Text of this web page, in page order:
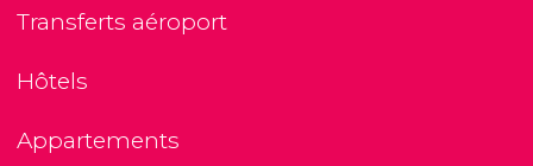
Transferts aéroport
Hôtels
Appartements